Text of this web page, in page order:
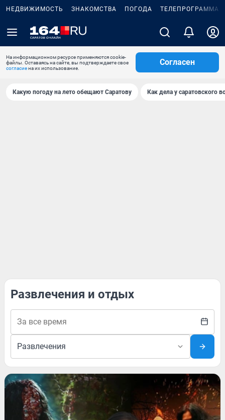
НЕДВИЖИМОСТЬ ЗНАКОМСТВА ПОГОДА ТЕЛЕПРОГРАММА
На информационном ресурсе применяются cookie-
файлы. Оставаясь на сайте, вы подтверждаете свое
согласиена их использование.
Согласен
Какую погоду на лето обещают Саратову Как дела у саратовского
Развлечения и отдых